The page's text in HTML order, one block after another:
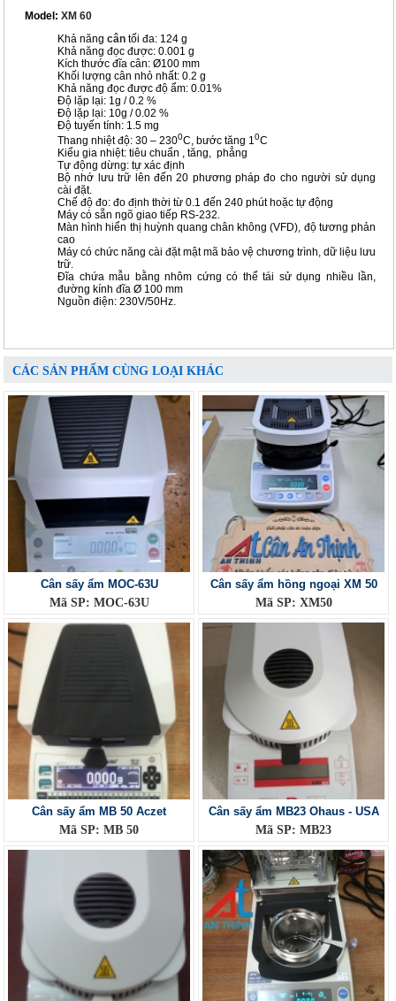
Model: XM 60
Khả năng cân tối đa: 124 g
Khả năng đọc được: 0.001 g
Kích thước đĩa cân: Ø100 mm
Khối lượng cân nhỏ nhất: 0.2 g
Khả năng đọc được độ ẩm: 0.01%
Độ lặp lại: 1g / 0.2 %
Độ lặp lại: 10g / 0.02 %
Độ tuyến tính: 1.5 mg
Thang nhiệt độ: 30 – 2300C, bước tăng 10C
Kiểu gia nhiệt: tiêu chuẩn , tăng, phẳng
Tự động dừng: tự xác định
Bộ nhớ lưu trữ lên đến 20 phương pháp đo cho người sử dụng
cài đặt.
Chế độ đo: đo định thời từ 0.1 đến 240 phút hoặc tự động
Máy có sẵn ngõ giao tiếp RS-232.
Màn hình hiển thị huỳnh quang chân không (VFD), độ tương phản
cao
Máy có chức năng cài đặt mật mã bảo vệ chương trình, dữ liệu lưu
trữ.
Đĩa chứa mẫu bằng nhôm cứng có thể tái sử dụng nhiều lần,
đường kính đĩa Ø 100 mm
Nguồn điện: 230V/50Hz.
CÁC SẢN PHẨM CÙNG LOẠI KHÁC
Cân sấy ẩm MOC-63U
Mã SP: MOC-63U
Cân sấy ẩm hồng ngoại XM 50
Mã SP: XM50
Cân sấy ẩm MB 50 Aczet
Mã SP: MB 50
Cân sấy ẩm MB23 Ohaus - USA
Mã SP: MB23